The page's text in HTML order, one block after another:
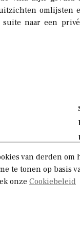
omlijsten
suite naar een
deze villa
,
van derden om
te tonen op basis
onze Cookiebeleid